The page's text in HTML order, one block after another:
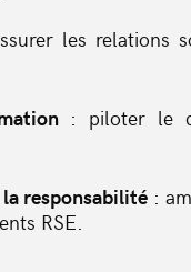
les relations
: piloter le
responsabilité :
RSE.